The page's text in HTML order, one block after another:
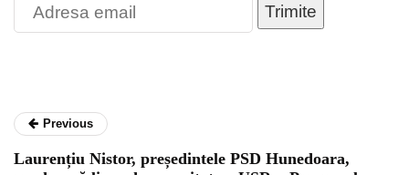
Trimite
Previous
Laurențiu Nistor, președintele PSD Hunedoara,